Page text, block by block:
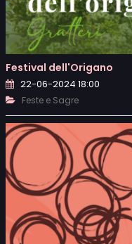
Festival dell'Origano
22-06-2024 18:00
Feste e Sagre